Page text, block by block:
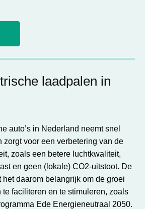
laadpalen in
auto’s in Nederland neemt snel
zorgt voor een verbetering van de
zoals een betere luchtkwaliteit,
en geen (lokale) CO2-uitstoot. De
daarom belangrijk om de groei
faciliteren en te stimuleren, zoals
Ede Energieneutraal 2050.